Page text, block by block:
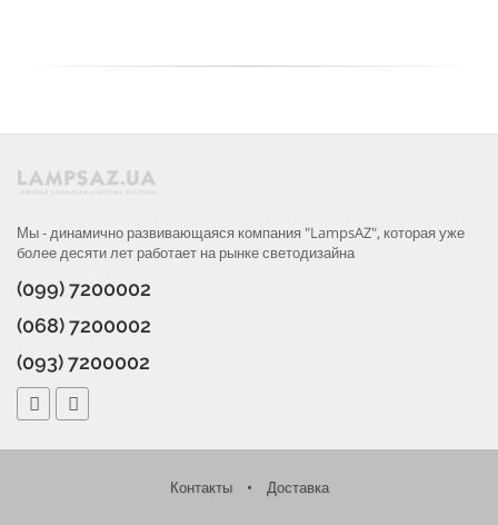
Мы - динамично развивающаяся компания "LampsAZ", которая уже
более десяти лет работает на рынке светодизайна
(099) 7200002
(068) 7200002
(093) 7200002
Контакты • Доставка